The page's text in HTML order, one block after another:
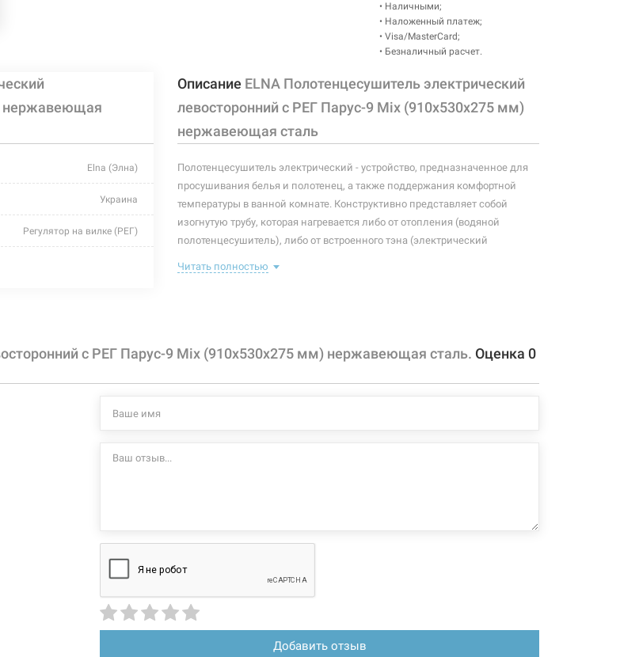
• Наличными;
• Наложенный платеж;
• Visa/MasterCard;
• Безналичный расчет.
нержавеющая
Elna (Элна)
Украина
Регулятор на вилке (РЕГ)
910 мм
стационарный
Описание ELNA Полотенцесушитель электрический
левосторонний с РЕГ Парус-9 Mix (910х530х275 мм)
нержавеющая сталь
Полотенцесушитель электрический - устройство, предназначенное для
просушивания белья и полотенец, а также поддержания комфортной
температуры в ванной комнате. Конструктивно представляет собой
изогнутую трубу, которая нагревается либо от отопления (водяной
полотенцесушитель), либо от встроенного тэна (электрический
полотенцесушитель станет незаменимым элементом интерьера.
Читать полностью
с РЕГ Парус-9 Mix (910х530х275 мм) нержавеющая сталь. Оценка 0
Добавить отзыв